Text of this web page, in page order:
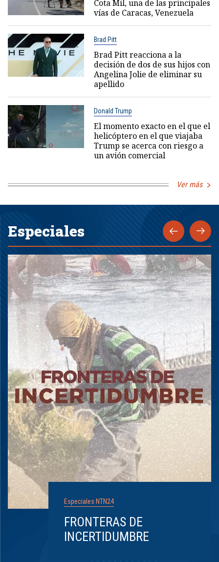
Cota Mil, una de las principales
vías de Caracas, Venezuela
Brad Pitt
Brad Pitt reacciona a la
decisión de dos de sus hijos con
Angelina Jolie de eliminar su
apellido
Donald Trump
El momento exacto en el que el
helicóptero en el que viajaba
Trump se acerca con riesgo a
un avión comercial
Ver más
Especiales
Especiales NTN24
FRONTERAS DE
INCERTIDUMBRE